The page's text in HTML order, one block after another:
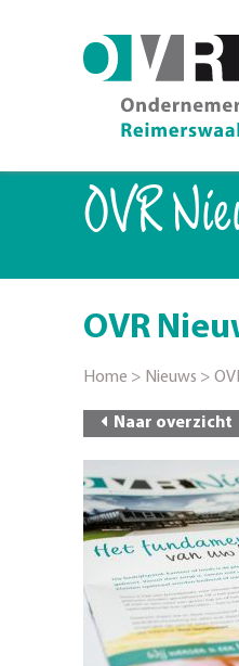
OVR
OVR
Home > Nieuws >
Naar overzicht